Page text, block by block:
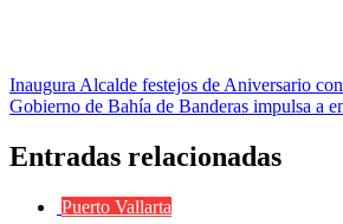
Navegación
de
entradas
Inaugura Alcalde festejos de Aniversario
Gobierno de Bahía de Banderas impulsa a
Entradas relacionadas
Puerto Vallarta